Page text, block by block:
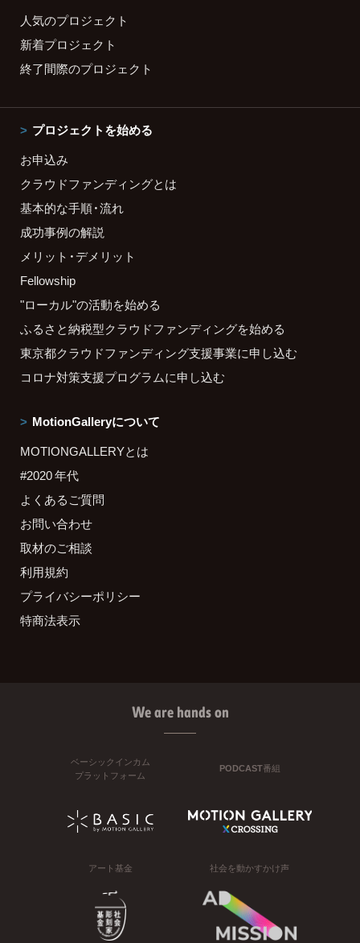
人気のプロジェクト
新着プロジェクト
終了間際のプロジェクト
プロジェクトを始める
お申込み
クラウドファンディングとは
基本的な手順・流れ
成功事例の解説
メリット・デメリット
Fellowship
"ローカル"の活動を始める
ふるさと納税型クラウドファンディングを始める
東京都クラウドファンディング支援事業に申し込む
コロナ対策支援プログラムに申し込む
MotionGalleryについて
MOTIONGALLERYとは
#2020 年代
よくあるご質問
お問い合わせ
取材のご相談
利用規約
プライバシーポリシー
特商法表示
We are hands on
ベーシックインカム
プラットフォーム
PODCAST番組
アート基金 社会を動かすかけ声